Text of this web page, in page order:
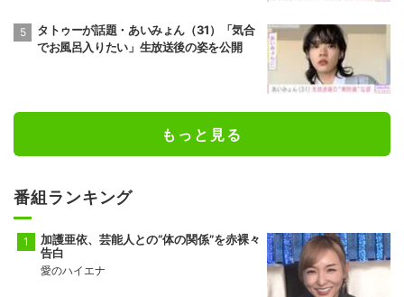
タトゥーが話題・あいみょん（31）「気合
でお風呂入りたい」生放送後の姿を公開
もっと見る
番組ランキング
加護亜依、芸能人との“体の関係”を赤裸々
告白
愛のハイエナ